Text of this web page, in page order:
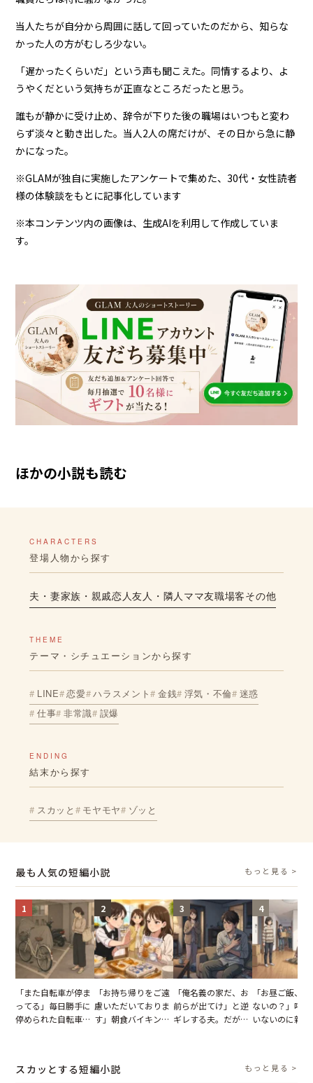
当人たちが自分から周囲に話して回っていたのだから、知らな
かった人の方がむしろ少ない。
「遅かったくらいだ」という声も聞こえた。同情するより、よ
うやくだという気持ちが正直なところだったと思う。
誰もが静かに受け止め、辞令が下りた後の職場はいつもと変わ
らず淡々と動き出した。当人2人の席だけが、その日から急に静
かになった。
※GLAMが独自に実施したアンケートで集めた、30代・女性読者
様の体験談をもとに記事化しています
※本コンテンツ内の画像は、生成AIを利用して作成していま
す。
ほかの小説も読む
CHARACTERS
登場人物から探す
夫・妻家族・親戚恋人友人・隣人 ママ友職場客その他
THEME
テーマ・シチュエーションから探す
LINE 恋愛 ハラスメント 金銭 浮気・不倫 迷惑
仕事 非常識 誤爆
ENDING
結末から探す
スカッと モヤモヤ ゾッと
最も人気の短編小説 もっと見る >
1
「また自転車が停ま
ってる」毎日勝手に
停められた自転車。
2
「お持ち帰りをご遠
慮いただいておりま
す」朝食バイキング
が一変
3
「俺名義の家だ、お
前らが出てけ」と逆
ギレする夫。だが、
4
「お昼ご飯、
ないの？」呼
いないのに新
スカッとする短編小説 もっと見る >